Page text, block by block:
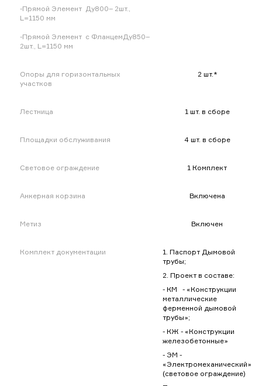
-Прямой Элемент Ду800– 2шт.,
L=1150 мм
-Прямой Элемент с ФланцемДу850–
2шт., L=1150 мм
Опоры для горизонтальных
участков
2 шт.*
Лестница 1 шт. в сборе
Площадки обслуживания 4 шт. в сборе
Световое ограждение 1 Комплект
Анкерная корзина Включена
Метиз Включен
Комплект документации
1. Паспорт Дымовой
трубы;
2. Проект в составе:
- КМ - «Конструкции
металлические
ферменной дымовой
трубы»;
- КЖ - «Конструкции
железобетонные»
- ЭМ -
«Электромеханический»
(световое ограждение)